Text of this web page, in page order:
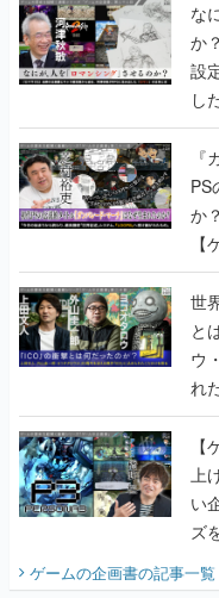
な
か
設
し
書
PS
か
【
世
と
ウ
れ
画
上
い
ズ
ビ
ゲームの企画書の記事一覧